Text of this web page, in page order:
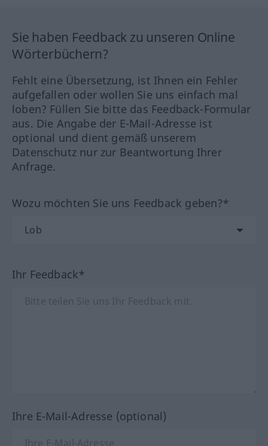
Sie haben Feedback zu unseren Online
Wörterbüchern?
Fehlt eine Übersetzung, ist Ihnen ein Fehler
aufgefallen oder wollen Sie uns einfach mal
loben? Füllen Sie bitte das Feedback-Formular
aus. Die Angabe der E-Mail-Adresse ist
optional und dient gemäß unserem
Datenschutz nur zur Beantwortung Ihrer
Anfrage.
Wozu möchten Sie uns Feedback geben?*
Ihr Feedback*
Ihre E-Mail-Adresse (optional)